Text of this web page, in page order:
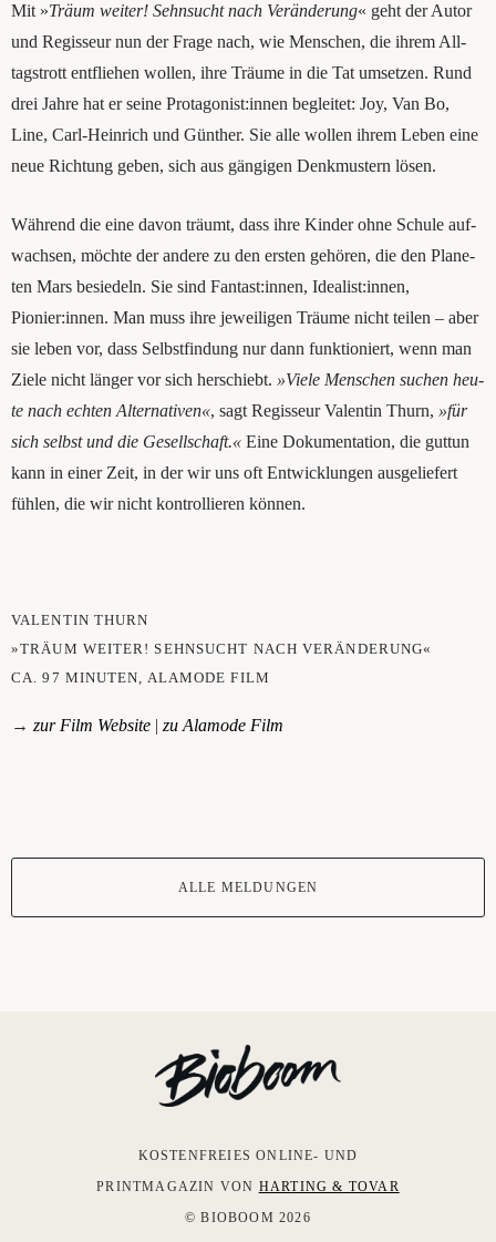
Mit »Träum wei­ter! Sehn­sucht nach Ver­än­de­rung« geht der Autor
und Regis­seur nun der Fra­ge nach, wie Men­schen, die ihrem All­
tags­trott ent­flie­hen wol­len, ihre Träu­me in die Tat umset­zen. Rund
drei Jah­re hat er sei­ne Protagonist:innen beglei­tet: Joy, Van Bo,
Line, Carl-Hein­rich und Gün­ther. Sie alle wol­len ihrem Leben eine
neue Rich­tung geben, sich aus gän­gi­gen Denk­mus­tern lösen.
Wäh­rend die eine davon träumt, dass ihre Kin­der ohne Schu­le auf­
wach­sen, möch­te der ande­re zu den ers­ten gehö­ren, die den Pla­ne­
ten Mars besie­deln. Sie sind Fantast:innen, Idealist:innen,
Pionier:innen. Man muss ihre jewei­li­gen Träu­me nicht tei­len – aber
sie leben vor, dass Selbst­fin­dung nur dann funk­tio­niert, wenn man
Zie­le nicht län­ger vor sich her­schiebt. »Vie­le Men­schen suchen heu­
te nach ech­ten Alter­na­ti­ven«, sagt Regis­seur Valen­tin Thurn, »für
sich selbst und die ­Gesell­schaft.« Eine Doku­men­ta­ti­on, die gut­tun
kann in einer Zeit, in der wir uns oft Ent­wick­lun­gen aus­ge­lie­fert
füh­len, die wir nicht kon­trol­lie­ren können.
VALEN­TIN THURN
»TRÄUM WEI­TER! SEHN­SUCHT NACH VERÄNDERUNG«
CA. 97 MINU­TEN, ALA­MO­DE FILM
→ zur Film Web­site | zu Ala­mo­de Film
ALLE MELDUNGEN
KOSTENFREIES ONLINE- UND
PRINTMAGAZIN VON HARTING & TOVAR
© BIOBOOM 2026